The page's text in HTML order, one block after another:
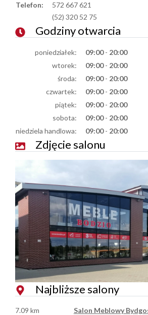
Telefon:
572 667 621
(52) 320 52 75
Godziny otwarcia
poniedziałek: 09:00- 20:00
wtorek:
09:00- 20:00
środa:
09:00- 20:00
czwartek:
09:00- 20:00
piątek:
09:00- 20:00
sobota:
09:00- 20:00
niedziela handlowa:
09:00- 20:00
Zdjęcie salonu
Najbliższe salony
7.09 km
Salon Meblowy